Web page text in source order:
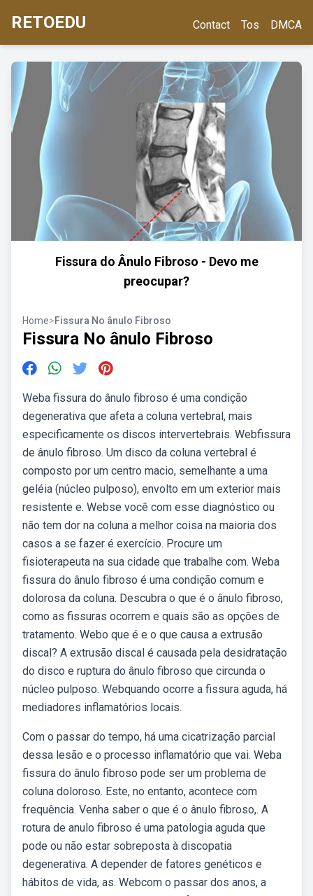
RETOEDU Contact Tos DMCA
Fissura do Ânulo Fibroso - Devo me
preocupar?
Home>Fissura No ânulo Fibroso
Fissura No ânulo Fibroso
Weba fissura do ânulo fibroso é uma condição
degenerativa que afeta a coluna vertebral, mais
especificamente os discos intervertebrais. Webfissura
de ânulo fibroso. Um disco da coluna vertebral é
composto por um centro macio, semelhante a uma
geléia (núcleo pulposo), envolto em um exterior mais
resistente e. Webse você com esse diagnóstico ou
não tem dor na coluna a melhor coisa na maioria dos
casos a se fazer é exercício. Procure um
fisioterapeuta na sua cidade que trabalhe com. Weba
fissura do ânulo fibroso é uma condição comum e
dolorosa da coluna. Descubra o que é o ânulo fibroso,
como as fissuras ocorrem e quais são as opções de
tratamento. Webo que é e o que causa a extrusão
discal? A extrusão discal é causada pela desidratação
do disco e ruptura do ânulo fibroso que circunda o
núcleo pulposo. Webquando ocorre a fissura aguda, há
mediadores inflamatórios locais.
Com o passar do tempo, há uma cicatrização parcial
dessa lesão e o processo inflamatório que vai. Weba
fissura do ânulo fibroso pode ser um problema de
coluna doloroso. Este, no entanto, acontece com
frequência. Venha saber o que é o ânulo fibroso,. A
rotura de anulo fibroso é uma patologia aguda que
pode ou não estar sobreposta à discopatia
degenerativa. A depender de fatores genéticos e
hábitos de vida, as. Webcom o passar dos anos, a